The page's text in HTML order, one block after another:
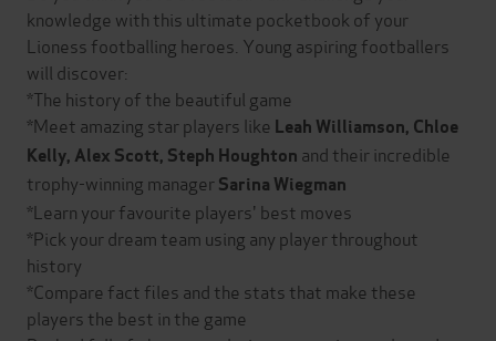
knowledge with this ultimate pocketbook of your
Lioness footballing heroes. Young aspiring footballers
will discover:
*The history of the beautiful game
*Meet amazing star players like Leah Williamson, Chloe
Kelly, Alex Scott, Steph Houghton and their incredible
trophy-winning managerSarina Wiegman
*Learn your favourite players' best moves
*Pick your dream team using any player throughout
history
*Compare fact files and the stats that make these
players the best in the game